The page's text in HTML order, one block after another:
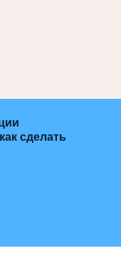
сделать